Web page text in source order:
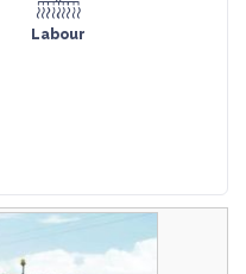
Labour